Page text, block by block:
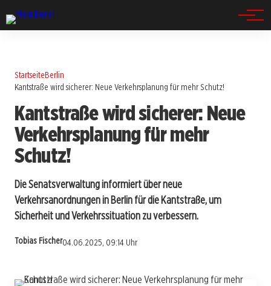
StartseiteBerlin
Kantstraße wird sicherer: Neue Verkehrsplanung für mehr Schutz!
Kantstraße wird sicherer: Neue
Verkehrsplanung für mehr
Schutz!
Die Senatsverwaltung informiert über neue
Verkehrsanordnungen in Berlin für die Kantstraße, um
Sicherheit und Verkehrssituation zu verbessern.
Tobias Fischer04.06.2025, 09:14 Uhr